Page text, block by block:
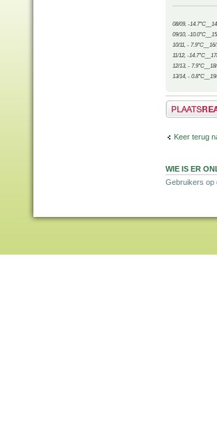
08/09, -
09/10, -
10/11, -
11/12, -
12/13, -
13/14, -
Plaats een
Keer terug
WIE IS ER
Gebruikers op